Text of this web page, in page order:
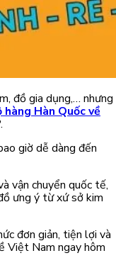
đồ gia dụng,… nhưng
Hàn Quốc về
giờ dễ dàng đến
vận chuyển quốc tế,
ưng ý từ xứ sở kim
đơn giản, tiện lợi và
Việt Nam ngay hôm